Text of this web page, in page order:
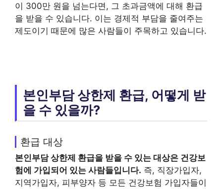
이 300만 원을 넘는다면, 그 초과금액에 대해 환급
을 받을 수 있습니다. 이는 경제적 부담을 줄여주는
제도이기 때문에 많은 사람들이 주목하고 있습니다.
본인부담 상한제 환급, 어떻게 받
을 수 있을까?
환급 대상
본인부담 상한제 환급을 받을 수 있는 대상은 건강보
험에 가입되어 있는 사람들입니다. 즉, 직장가입자,
지역가입자, 피부양자 등 모든 건강보험 가입자들이